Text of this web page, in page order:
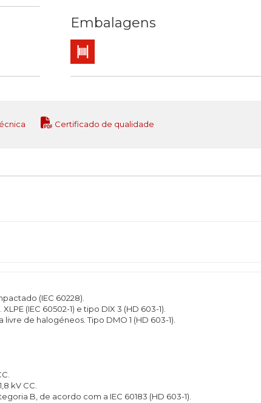
interior
Embalagens
Bobina
Certificado de qualidade
(IEC 60228).
(IEC 60502-1) e tipo DIX 3 (HD 603-1).
de halogéneos. Tipo DMO 1 (HD 603-1).
kV CC.
B, de acordo com a IEC 60183 (HD 603-1).